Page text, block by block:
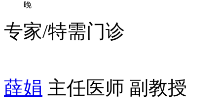
晚
专家/特需门诊
薛娟 主任医师 副教授